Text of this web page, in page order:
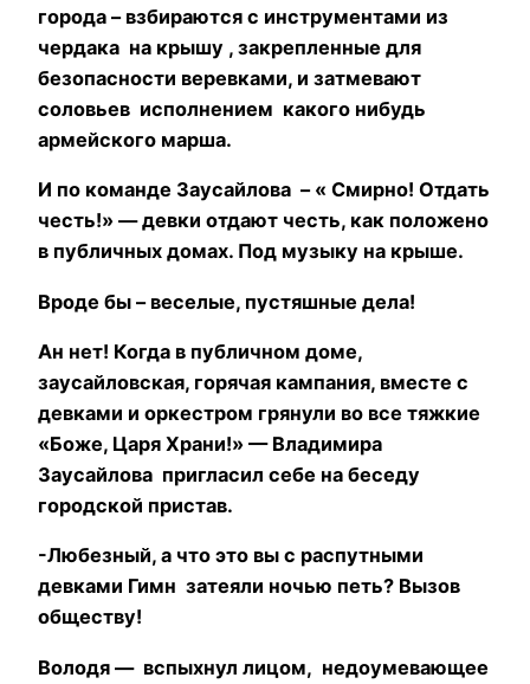
города – взбираются с инструментами из
чердака на крышу , закрепленные для
безопасности веревками, и затмевают
соловьев исполнением какого нибудь
армейского марша.
И по команде Заусайлова – « Смирно! Отдать
честь!» — девки отдают честь, как положено
в публичных домах. Под музыку на крыше.
Вроде бы – веселые, пустяшные дела!
Ан нет! Когда в публичном доме,
заусайловская, горячая кампания, вместе с
девками и оркестром грянули во все тяжкие
«Боже, Царя Храни!» — Владимира
Заусайлова пригласил себе на беседу
городской пристав.
-Любезный, а что это вы с распутными
девками Гимн затеяли ночью петь? Вызов
обществу!
Володя — вспыхнул лицом, недоумевающее